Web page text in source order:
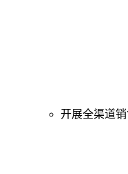
开展全渠道销